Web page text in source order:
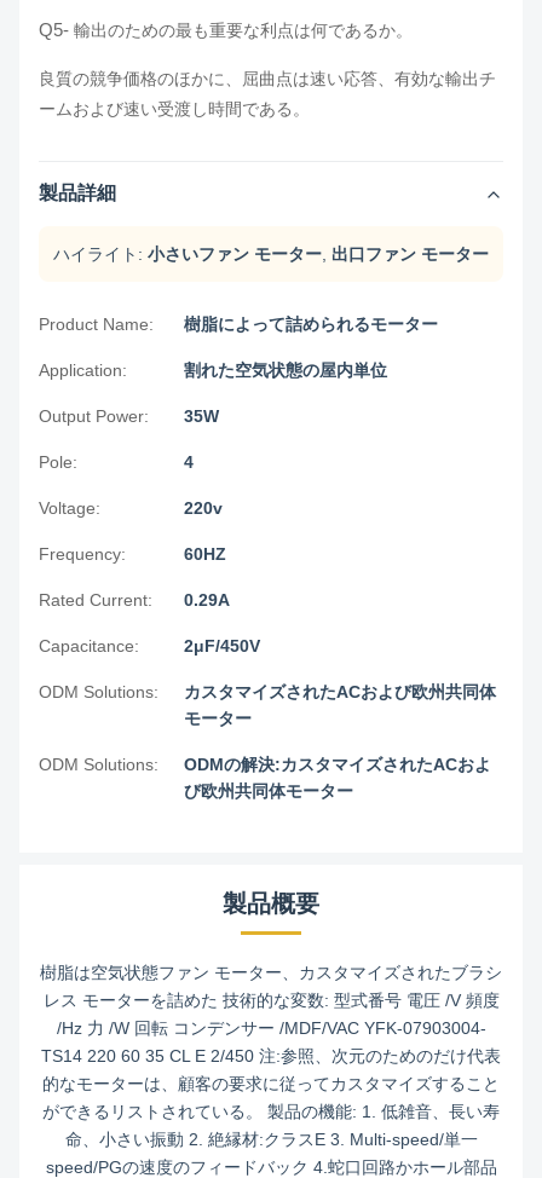
Q5- 輸出のための最も重要な利点は何であるか。
良質の競争価格のほかに、屈曲点は速い応答、有効な輸出チ
ームおよび速い受渡し時間である。
製品詳細
ハイライト: 小さいファン モーター 出口ファン モーター
Product Name: 樹脂によって詰められるモーター
Application: 割れた空気状態の屋内単位
Output Power: 35W
Pole: 4
Voltage: 220v
Frequency: 60HZ
Rated Current: 0.29A
Capacitance: 2μF/450V
ODM Solutions:
カスタマイズされたACおよび欧州共同体
モーター
ODM Solutions:
ODMの解決:カスタマイズされたACおよ
び欧州共同体モーター
製品概要
樹脂は空気状態ファン モーター、カスタマイズされたブラシ
レス モーターを詰めた 技術的な変数: 型式番号 電圧 /V 頻度
/Hz 力 /W 回転 コンデンサー /MDF/VAC YFK-07903004-
TS14 220 60 35 CL E 2/450 注:参照、次元のためのだけ代表
的なモーターは、顧客の要求に従ってカスタマイズすること
ができるリストされている。 製品の機能: 1. 低雑音、長い寿
命、小さい振動 2. 絶縁材:クラスE 3. Multi-speed/単一
speed/PGの速度のフィードバック 4.蛇口回路かホール部品